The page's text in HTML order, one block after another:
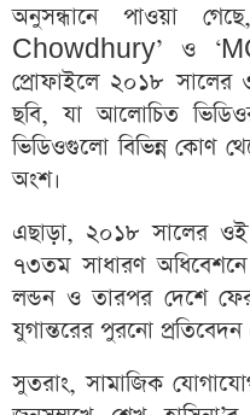
অনুসন্ধানে পাওয়া
Chowdhury’ ও
প্রোফাইলে ২০১৮ সালের
ছবি, যা আলোচিত
ভিডিওগুলো বিভিন্ন কোণ
অংশ।
এছাড়া, ২০১৮ সালের
৭৩তম সাধারণ
লন্ডন ও তারপর দেশে
যুগান্তরের পুরনো
সুতরাং, সামাজিক